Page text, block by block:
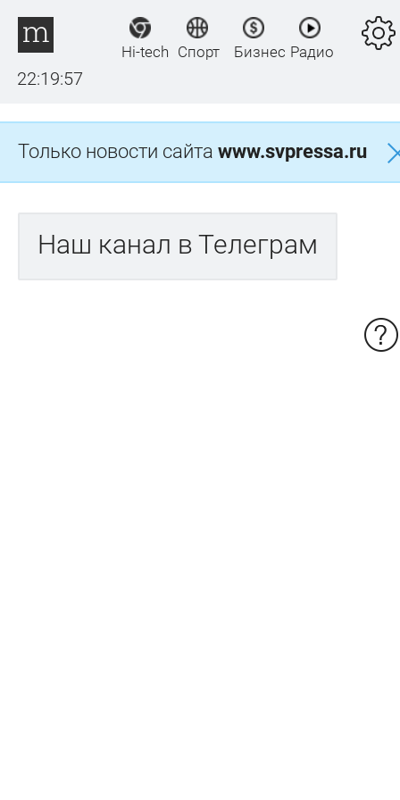
22:19:57
Hi-tech Спорт Бизнес Радио
Только новости сайта www.svpressa.ru
Наш канал в Телеграм